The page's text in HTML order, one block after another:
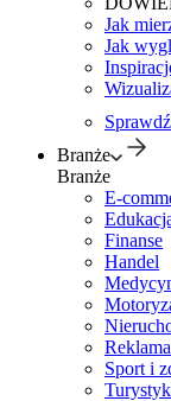
Jak
Jak
Branże
Branże
E-
Finanse
Handel
Sport i